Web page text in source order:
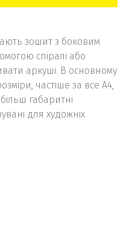
зошит з боковим
спіралі або
аркуші. В основному
частіше за все А4,
габаритні
для художніх